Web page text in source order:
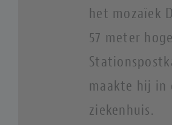
het mozaïek
57 meter
maakte hij in
ziekenhuis.